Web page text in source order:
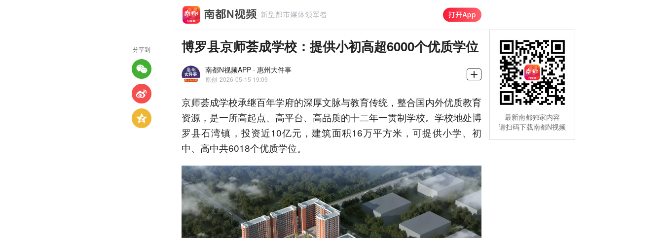
博罗县京师荟成学校：提供小初高超6000个优质学位
南都N视频APP · 惠州大件事
原创 2026-05-15 19:09
京师荟成学校承继百年学府的深厚文脉与教育传统，整合国内外优质教育
资源，是一所高起点、高平台、高品质的十二年一贯制学校。学校地处博
罗县石湾镇，投资近10亿元，建筑面积16万平方米，可提供小学、初
中、高中共6018个优质学位。
分享到
最新南都独家内容
请扫码下载南都N视频